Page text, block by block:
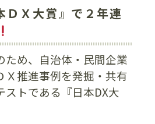
ＤＸ大賞』で２年連
ため、自治体・民間企業
Ｘ推進事例を発掘・共有
ストである『日本DX大